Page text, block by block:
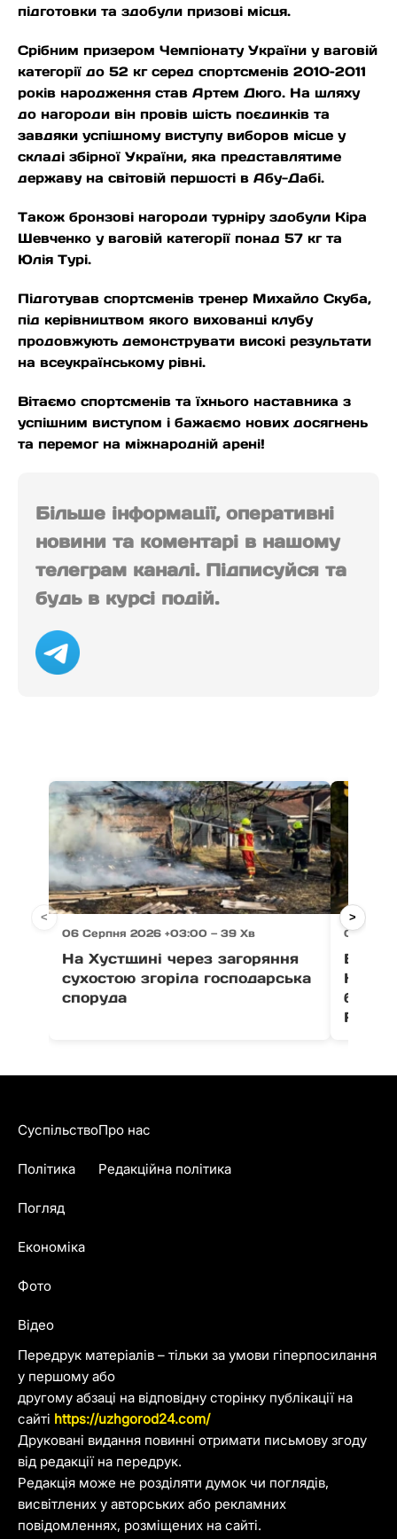
підготовки та здобули призові місця.
Срібним призером Чемпіонату України у ваговій
категорії до 52 кг серед спортсменів 2010–2011
років народження став Артем Дюго. На шляху
до нагороди він провів шість поєдинків та
завдяки успішному виступу виборов місце у
складі збірної України, яка представлятиме
державу на світовій першості в Абу-Дабі.
Також бронзові нагороди турніру здобули Кіра
Шевченко у ваговій категорії понад 57 кг та
Юлія Турі.
Підготував спортсменів тренер Михайло Скуба,
під керівництвом якого вихованці клубу
продовжують демонструвати високі результати
на всеукраїнському рівні.
Вітаємо спортсменів та їхнього наставника з
успішним виступом і бажаємо нових досягнень
та перемог на міжнародній арені!
Більше інформації, оперативні
новини та коментарі в нашому
телеграм каналі. Підписуйся та
будь в курсі подій.
06 Серпня 2026 +03:00 — 39 Хв
На Хустщині через загоряння
сухостою згоріла господарська
споруда
06
В
Fest
< >
Передрук матеріалів – тільки за умови гіперпосилання
у першому або
другому абзаці на відповідну сторінку публікації на
сайті https://uzhgorod24.com/
Друковані видання повинні отримати письмову згоду
від редакції на передрук.
Редакція може не розділяти думок чи поглядів,
висвітлених у авторських або рекламних
повідомленнях, розміщених на сайті.
Суспільство
Політика
Погляд
Економіка
Фото
Відео
Про нас
Редакційна політика